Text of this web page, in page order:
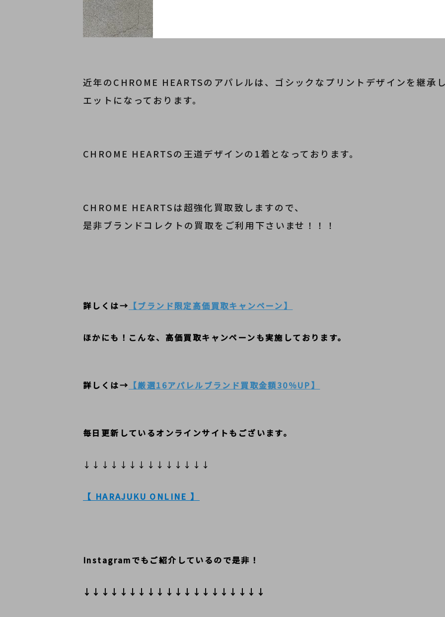
近年のCHROME HEARTSのアパレルは、 ゴシックなプリントデザインを継承し
エットになっております。
CHROME HEARTSの王道デザインの1着となっております。
CHROME HEARTSは超強化買取致しますので、
是非ブランドコレクトの買取をご利用下さいませ！！！
詳しくは→ 【ブランド限定高価買取キャンペーン】
ほかにも！こんな、高価買取キャンペーンも実施しております。
詳しくは→ 【厳選16アパレルブランド買取金額30％UP】
毎日更新しているオンラインサイトもございます。
↓↓↓↓↓↓↓↓↓↓↓↓↓↓
【 HARAJUKU ONLINE 】
Instagramでもご紹介しているので是非！
↓↓↓↓↓↓↓↓↓↓↓↓↓↓↓↓↓↓↓↓